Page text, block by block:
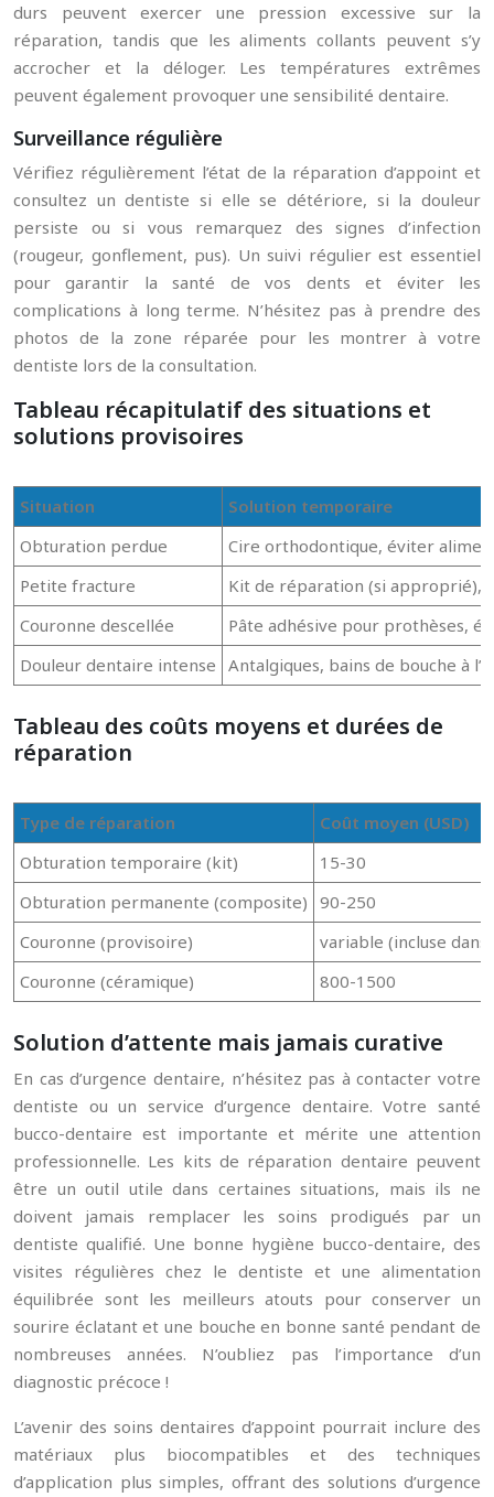
durs peuvent exercer une pression excessive sur la
réparation, tandis que les aliments collants peuvent s’y
accrocher et la déloger. Les températures extrêmes
peuvent également provoquer une sensibilité dentaire.
Surveillance régulière
Vérifiez régulièrement l’état de la réparation d’appoint et
consultez un dentiste si elle se détériore, si la douleur
persiste ou si vous remarquez des signes d’infection
(rougeur, gonflement, pus). Un suivi régulier est essentiel
pour garantir la santé de vos dents et éviter les
complications à long terme. N’hésitez pas à prendre des
photos de la zone réparée pour les montrer à votre
dentiste lors de la consultation.
Tableau récapitulatif des situations et
solutions provisoires
Situation
Solution temporaire
Obturation perdue
Cire orthodontique, éviter
Petite fracture
Kit de réparation (si approprié),
Couronne descellée
Pâte adhésive pour prothèses,
Douleur dentaire intense Antalgiques, bains de bouche à
Tableau des coûts moyens et durées de
réparation
Type de réparation
Coût moyen (USD)
Obturation temporaire (kit)
15-30
Obturation permanente (composite) 90-250
Couronne (provisoire)
variable (incluse
Couronne (céramique)
800-1500
Solution d’attente mais jamais curative
En cas d’urgence dentaire, n’hésitez pas à contacter votre
dentiste ou un service d’urgence dentaire. Votre santé
bucco-dentaire est importante et mérite une attention
professionnelle. Les kits de réparation dentaire peuvent
être un outil utile dans certaines situations, mais ils ne
doivent jamais remplacer les soins prodigués par un
dentiste qualifié. Une bonne hygiène bucco-dentaire, des
visites régulières chez le dentiste et une alimentation
équilibrée sont les meilleurs atouts pour conserver un
sourire éclatant et une bouche en bonne santé pendant de
nombreuses années. N’oubliez pas l’importance d’un
diagnostic précoce !
L’avenir des soins dentaires d’appoint pourrait inclure des
matériaux plus biocompatibles et des techniques
d’application plus simples, offrant des solutions d’urgence